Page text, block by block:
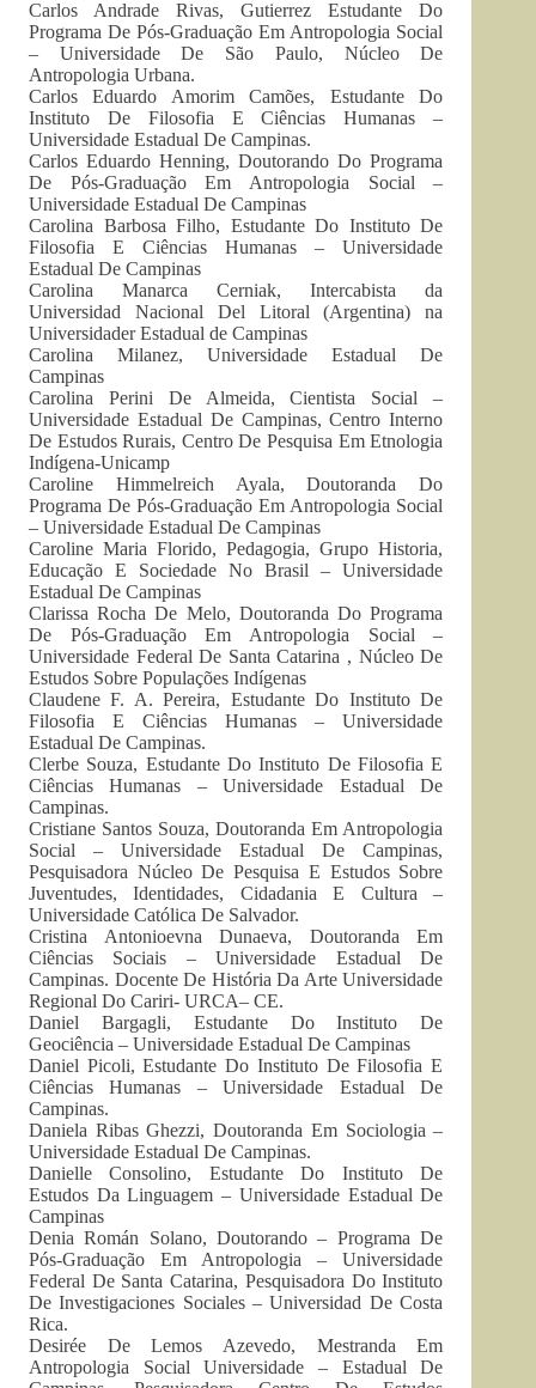
Carlos Andrade Rivas, Gutierrez Estudante Do
Programa De Pós-Graduação Em Antropologia Social
– Universidade De São Paulo, Núcleo De
Antropologia Urbana.
Carlos Eduardo Amorim Camões, Estudante Do
Instituto De Filosofia E Ciências Humanas –
Universidade Estadual De Campinas.
Carlos Eduardo Henning, Doutorando Do Programa
De Pós-Graduação Em Antropologia Social –
Universidade Estadual De Campinas
Carolina Barbosa Filho, Estudante Do Instituto De
Filosofia E Ciências Humanas – Universidade
Estadual De Campinas
Carolina Manarca Cerniak, Intercabista da
Universidad Nacional Del Litoral (Argentina) na
Universidader Estadual de Campinas
Carolina Milanez, Universidade Estadual De
Campinas
Carolina Perini De Almeida, Cientista Social –
Universidade Estadual De Campinas, Centro Interno
De Estudos Rurais, Centro De Pesquisa Em Etnologia
Indígena-Unicamp
Caroline Himmelreich Ayala, Doutoranda Do
Programa De Pós-Graduação Em Antropologia Social
– Universidade Estadual De Campinas
Caroline Maria Florido, Pedagogia, Grupo Historia,
Educação E Sociedade No Brasil – Universidade
Estadual De Campinas
Clarissa Rocha De Melo, Doutoranda Do Programa
De Pós-Graduação Em Antropologia Social –
Universidade Federal De Santa Catarina , Núcleo De
Estudos Sobre Populações Indígenas
Claudene F. A. Pereira, Estudante Do Instituto De
Filosofia E Ciências Humanas – Universidade
Estadual De Campinas.
Clerbe Souza, Estudante Do Instituto De Filosofia E
Ciências Humanas – Universidade Estadual De
Campinas.
Cristiane Santos Souza, Doutoranda Em Antropologia
Social – Universidade Estadual De Campinas,
Pesquisadora Núcleo De Pesquisa E Estudos Sobre
Juventudes, Identidades, Cidadania E Cultura –
Universidade Católica De Salvador.
Cristina Antonioevna Dunaeva, Doutoranda Em
Ciências Sociais – Universidade Estadual De
Campinas. Docente De História Da Arte Universidade
Regional Do Cariri- URCA– CE.
Daniel Bargagli, Estudante Do Instituto De
Geociência – Universidade Estadual De Campinas
Daniel Picoli, Estudante Do Instituto De Filosofia E
Ciências Humanas – Universidade Estadual De
Campinas.
Daniela Ribas Ghezzi, Doutoranda Em Sociologia –
Universidade Estadual De Campinas.
Danielle Consolino, Estudante Do Instituto De
Estudos Da Linguagem – Universidade Estadual De
Campinas
Denia Román Solano, Doutorando – Programa De
Pós-Graduação Em Antropologia – Universidade
Federal De Santa Catarina, Pesquisadora Do Instituto
De Investigaciones Sociales – Universidad De Costa
Rica.
Desirée De Lemos Azevedo, Mestranda Em
Antropologia Social Universidade – Estadual De